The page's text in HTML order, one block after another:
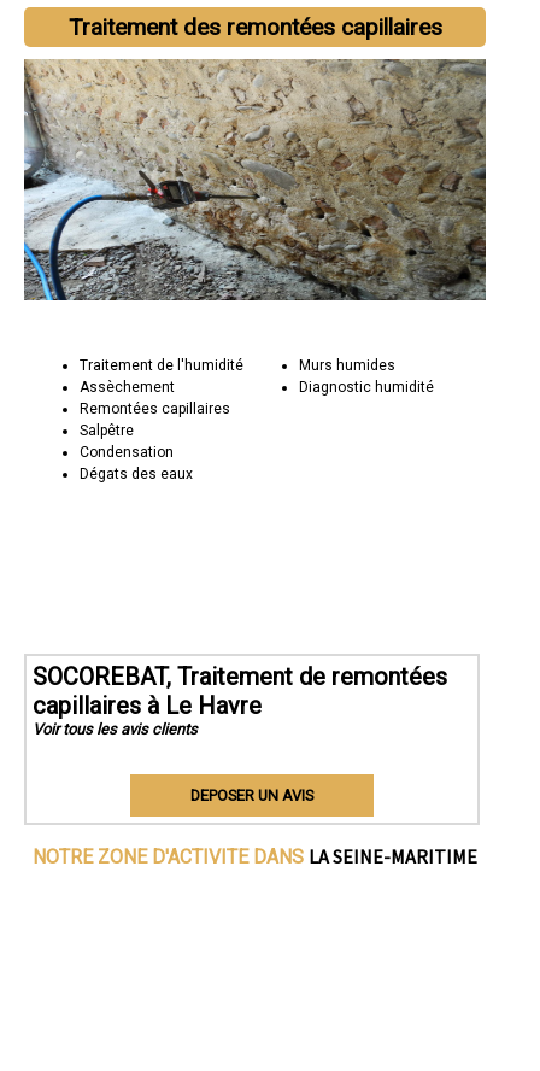
Traitement des remontées capillaires
Traitement de l'humidité
Assèchement
Remontées capillaires
Salpêtre
Condensation
Dégats des eaux
Murs humides
Diagnostic humidité
SOCOREBAT, Traitement de remontées
capillaires à Le Havre
Voir tous les avis clients
DEPOSER UN AVIS
NOTRE ZONE D'ACTIVITE DANS LA SEINE-MARITIME